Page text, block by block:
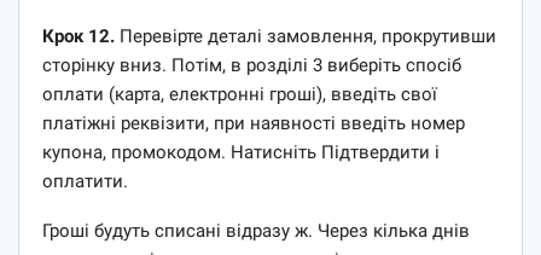
Крок 12. Перевірте деталі замовлення, прокрутивши
сторінку вниз. Потім, в розділі 3 виберіть спосіб
оплати (карта, електронні гроші), введіть свої
платіжні реквізити, при наявності введіть номер
купона, промокодом. Натисніть Підтвердити і
оплатити.
Гроші будуть списані відразу ж. Через кілька днів